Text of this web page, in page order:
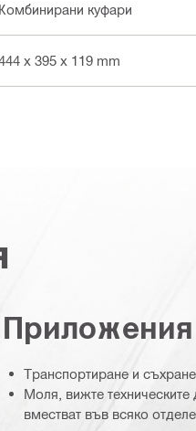
Комбинирани куфари
x 395 x 119 mm
Приложения
Транспортиране и
Моля, вижте
вместват във всяко